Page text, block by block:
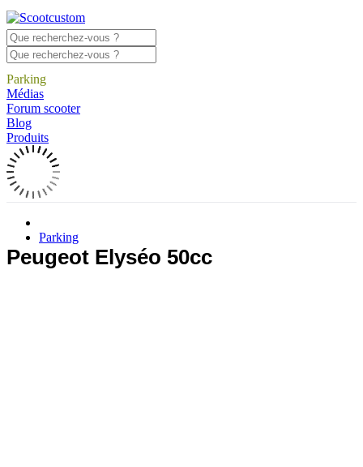
Parking
Médias
Forum scooter
Blog
Produits
Parking
Peugeot Elyséo 50cc